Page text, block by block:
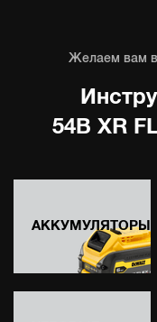
Желаем вам
54В XR
АККУМУЛЯТОРЫ